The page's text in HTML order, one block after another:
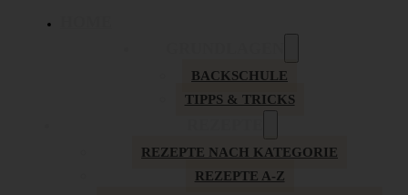
BACKSCHULE
TIPPS & TRICKS
REZEPTE NACH KATEGORIE
REZEPTE A-Z